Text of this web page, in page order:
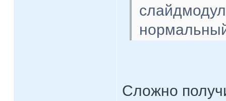
Сложно